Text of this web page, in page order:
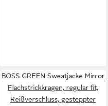
BOSS GREEN Sweatjacke Mirror
Flachstrickkragen, regular fit,
Reißverschluss, gesteppter